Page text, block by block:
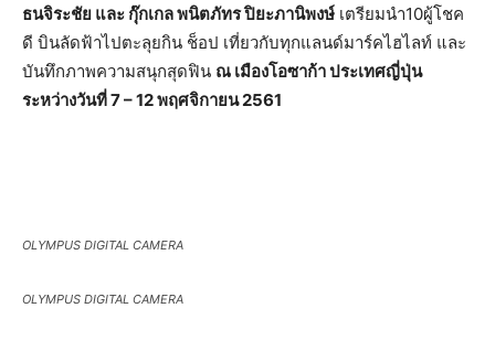
ธนจิระชัย และ กุ๊กเกล พนิตภัทร ปิยะภานิพงษ์ เตรียมนำ10ผู้โชค
ดี บินลัดฟ้าไปตะลุยกิน ช็อป เที่ยวกับทุกแลนด์มาร์คไฮไลท์ และ
บันทึกภาพความสนุกสุดฟิน ณ เมืองโอซาก้า ประเทศญี่ปุ่น
ระหว่างวันที่ 7 – 12 พฤศจิกายน 2561
OLYMPUS DIGITAL CAMERA
OLYMPUS DIGITAL CAMERA